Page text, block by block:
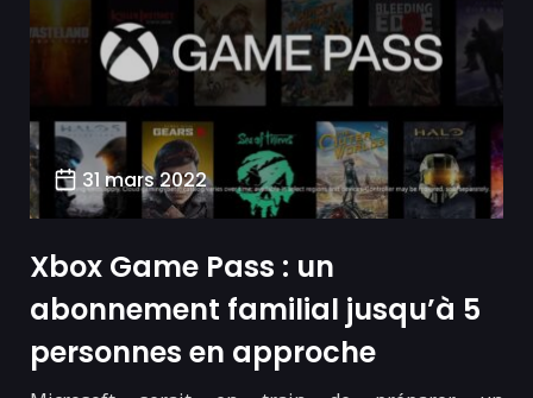
31 mars 2022
Xbox Game Pass : un
abonnement familial jusqu’à 5
personnes en approche